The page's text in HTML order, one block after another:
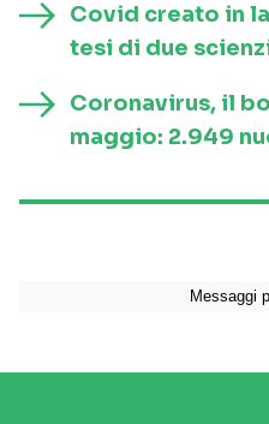
Covid creato in
tesi di due
Coronavirus, il
maggio: 2.949